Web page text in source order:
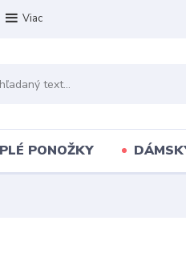
Viac
PONOŽKY